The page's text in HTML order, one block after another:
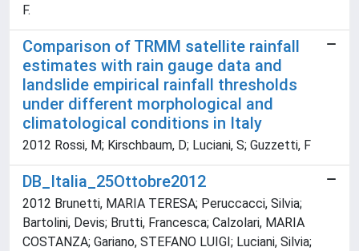
F.
Comparison of TRMM satellite rainfall
estimates with rain gauge data and
landslide empirical rainfall thresholds
under different morphological and
climatological conditions in Italy
2012 Rossi, M; Kirschbaum, D; Luciani, S; Guzzetti, F
DB_Italia_25Ottobre2012
2012 Brunetti, MARIA TERESA; Peruccacci, Silvia;
Bartolini, Devis; Brutti, Francesca; Calzolari, MARIA
COSTANZA; Gariano, STEFANO LUIGI; Luciani, Silvia;